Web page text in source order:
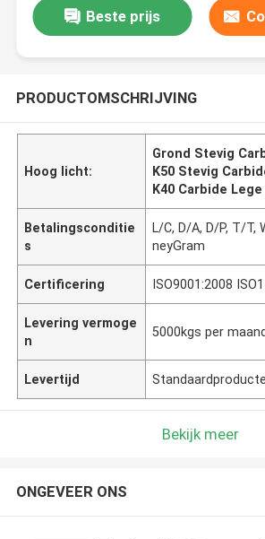
Beste prijs
PRODUCTOMSCHRIJVING
Hoog licht:
Grond Stevig
K50 Stevig
K40 Carbide
Betalingsconditie
s
L/C, D/A, D/P, T/T,
neyGram
Certificering ISO9001:2008
Levering vermoge
n
5000kgs per
Levertijd
Bekijk meer
ONGEVEER ONS